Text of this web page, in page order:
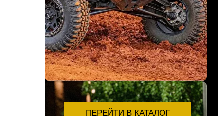
ПЕРЕЙТИ В КАТАЛОГ